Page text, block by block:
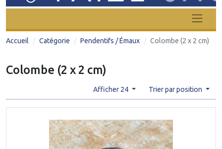
Accueil Catégorie Pendentifs / Émaux Colombe (2 x 2 cm)
Colombe (2 x 2 cm)
Afficher 24 Trier par position